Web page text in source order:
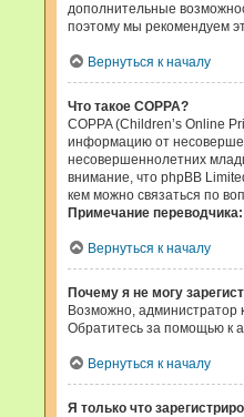
дополнительные
поэтому мы рекомендуем
Вернуться к началу
Что такое COPPA?
COPPA (Children’s Online
информацию от
несовершеннолетних
внимание, что phpBB
кем можно связаться по
Примечание
Вернуться к началу
Почему я не могу
Возможно, администратор
Обратитесь за помощью к
Вернуться к началу
Я только что